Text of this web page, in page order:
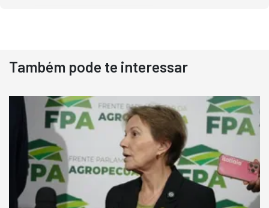
Destaque
Usado
Pá Carregadeira Cat 966
Ano 1987
Londrina
R$ 145.000
Também pode te interessar